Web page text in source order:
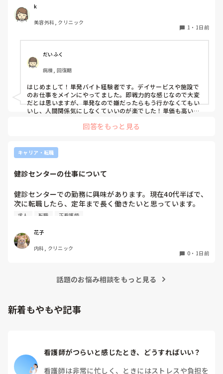
ような雰囲気なのか知りたいです。
k
美容外科, クリニック
1 ・ 1日前
だいふく
病棟, 回復期
はじめまして！単発バイト経験者です。デイサービスや施設で
のお仕事をメインにやってました。即戦力的な感じなので大変
だとは思いますが、単発なので嫌だったらもう行かなくてもい
いし、人間関係気にしなくていいのが楽でした！単価も高いで
にちに空きがあるか分からないのでそこは難点ですかね。
回答をもっと見る
キャリア・転職
健診センターの仕事について
健診センターでの勤務に興味があります。現在40代半ばで、
次に転職したら、定年まで長く働きたいと思っています。
健診センターは比較的人気があるので、あまり空きがないと
実際、健診センターでの仕事内容は、楽なのでしょうか？ま
た、大変なことは何ですか？
求人 転職 正看護師
花子
内科, クリニック
0 ・ 1日前
話題のお悩み相談をもっと見る
新着もやもや記事
看護師がつらいと感じたとき、どうすればいい？
看護師は非常に忙しく、ときにはストレスや負担を